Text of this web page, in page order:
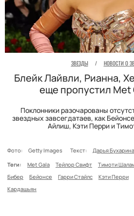
ЗВЕЗДЫ / НОВОСТИ О
Блейк Лайвли, Рианна,
еще пропустил Met
Поклонники разочарованы
звездных завсегдатаев, как
Айлиш, Кэти Перри и
Фото: Getty Images Текст: Дарья Бухарина
Теги:
Met Gala Тейлор Свифт Тимоти
Бибер
Бейонсе Гарри Стайлс Кэти Перри
Кардашьян